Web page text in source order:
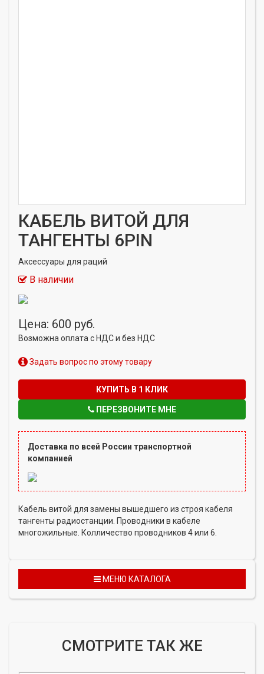
КАБЕЛЬ ВИТОЙ ДЛЯ
ТАНГЕНТЫ 6PIN
Аксессуары для раций
В наличии
Цена: 600 руб.
Возможна оплата с НДС и без НДС
Задать вопрос по этому товару
КУПИТЬ В 1 КЛИК
ПЕРЕЗВОНИТЕ МНЕ
Доставка по всей России транспортной
компанией
Кабель витой для замены вышедшего из строя кабеля
тангенты радиостанции. Проводники в кабеле
многожильные. Колличество проводников 4 или 6.
МЕНЮ КАТАЛОГА
СМОТРИТЕ ТАК ЖЕ